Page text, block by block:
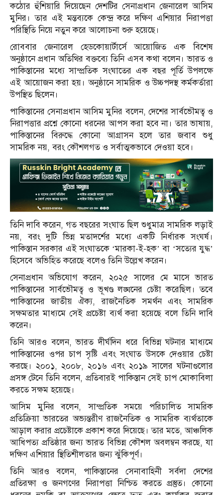
কঠোর হুঁশিয়ারি দিয়েছেন দেশটির সেনাপ্রধান জেনারেল আসিম
মুনির। তার এই মন্তব্যকে কেন্দ্র করে দক্ষিণ এশিয়ার নিরাপত্তা
পরিস্থিতি নিয়ে নতুন করে আলোচনা শুরু হয়েছে।
রোববার জেনারেল হেডকোয়ার্টার্সে আয়োজিত এক বিশেষ
অনুষ্ঠানে প্রধান অতিথির বক্তব্যে তিনি এসব কথা বলেন। ভারত ও
পাকিস্তানের মধ্যে সাম্প্রতিক সংঘাতের এক বছর পূর্তি উপলক্ষে
এই আয়োজন করা হয়। অনুষ্ঠানে সামরিক ও উচ্চপদস্থ কর্মকর্তারা
উপস্থিত ছিলেন।
পাকিস্তানের সেনাপ্রধান আসিম মুনির বলেন, দেশের সার্বভৌমত্ব ও
নিরাপত্তার প্রশ্নে কোনো ধরনের আপস করা হবে না। তার ভাষায়,
পাকিস্তানের বিরুদ্ধে কোনো আগ্রাসন হলে তার জবাব শুধু
সামরিক নয়, বরং কৌশলগত ও সর্বাত্মকভাবে দেওয়া হবে।
তিনি দাবি করেন, গত বছরের সংঘাত ছিল শুধুমাত্র সামরিক লড়াই
নয়, বরং দুটি ভিন্ন মতাদর্শের মধ্যে একটি নির্ধারক সংঘর্ষ।
পাকিস্তান সরকার এই সংঘাতকে ‘মারকা-ই-হক’ বা ‘সত্যের যুদ্ধ’
হিসেবে অভিহিত করেছে বলেও তিনি উল্লেখ করেন।
সেনাপ্রধান অভিযোগ করেন, ২০২৫ সালের মে মাসে ভারত
পাকিস্তানের সার্বভৌমত্ব ও ভূখণ্ড লঙ্ঘনের চেষ্টা করেছিল। তবে
পাকিস্তানের জাতীয় ঐক্য, রাজনৈতিক সমর্থন এবং সামরিক
সক্ষমতার মাধ্যমে সেই প্রচেষ্টা ব্যর্থ করা হয়েছে বলে তিনি দাবি
করেন।
তিনি আরও বলেন, ভারত দীর্ঘদিন ধরে বিভিন্ন ঘটনার মাধ্যমে
পাকিস্তানের ওপর চাপ সৃষ্টি এবং সংঘাত উসকে দেওয়ার চেষ্টা
করছে। ২০০১, ২০০৮, ২০১৬ এবং ২০১৯ সালের ঘটনাগুলোর
প্রসঙ্গ টেনে তিনি বলেন, প্রতিবারই পাকিস্তান সেই চাপ মোকাবিলা
করতে সক্ষম হয়েছে।
আসিম মুনির বলেন, সাম্প্রতিক সময়ে পরিচালিত সামরিক
প্রতিক্রিয়া ভারতের অভ্যন্তরীণ রাজনৈতিক ও সামরিক ব্যর্থতাকে
আড়াল করার প্রচেষ্টাকে প্রকাশ করে দিয়েছে। তার মতে, আঞ্চলিক
আধিপত্য প্রতিষ্ঠার জন্য ভারত বিভিন্ন কৌশল অবলম্বন করছে, যা
দক্ষিণ এশিয়ার স্থিতিশীলতার জন্য ঝুঁকিপূর্ণ।
তিনি আরও বলেন, পাকিস্তানের সেনাবাহিনী সর্বদা দেশের
প্রতিরক্ষা ও জনগণের নিরাপত্তা নিশ্চিত করতে প্রস্তুত। কোনো